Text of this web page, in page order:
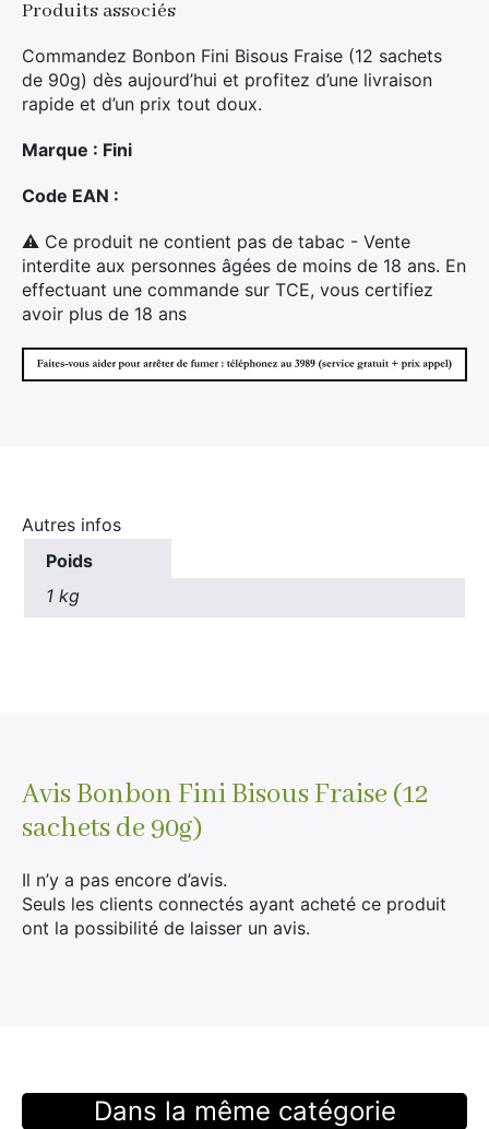
Produits associés
Commandez Bonbon Fini Bisous Fraise (12 sachets
de 90g) dès aujourd’hui et profitez d’une livraison
rapide et d’un prix tout doux.
Marque : Fini
Code EAN :
⚠ Ce produit ne contient pas de tabac - Vente
interdite aux personnes âgées de moins de 18 ans. En
effectuant une commande sur TCE, vous certifiez
avoir plus de 18 ans
Autres infos
Poids
1 kg
AvisBonbon Fini Bisous Fraise (12
sachets de 90g)
Il n’y a pas encore d’avis.
Seuls les clients connectés ayant acheté ce produit
ont la possibilité de laisser un avis.
Dans la même catégorie
×
Rechercher